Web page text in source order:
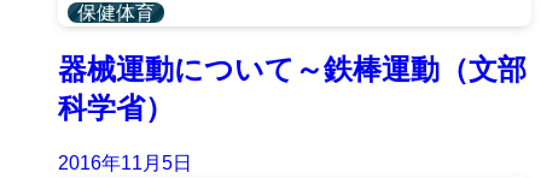
保健体育
器械運動について～鉄棒運動（文部
科学省）
2016年11月5日